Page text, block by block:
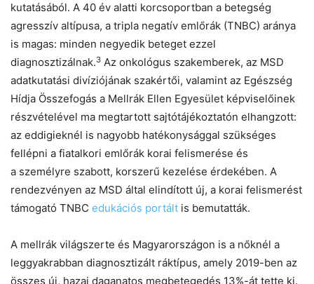
kutatásából. A 40 év alatti korcsoportban a betegség
agresszív altípusa, a tripla negatív emlőrák (TNBC) aránya
is magas: minden negyedik beteget ezzel
diagnosztizálnak.3 Az onkológus szakemberek, az MSD
adatkutatási divíziójának szakértői, valamint az Egészség
Hídja Összefogás a Mellrák Ellen Egyesület képviselőinek
részvételével ma megtartott sajtótájékoztatón elhangzott:
az eddigieknél is nagyobb hatékonysággal szükséges
fellépni a fiatalkori emlőrák korai felismerése és
a személyre szabott, korszerű kezelése érdekében. A
rendezvényen az MSD által elindított új, a korai felismerést
támogató TNBC edukációs portált is bemutatták.
A mellrák világszerte és Magyarországon is a nőknél a
leggyakrabban diagnosztizált ráktípus, amely 2019-ben az
összes új, hazai daganatos megbetegedés 13%-át tette ki.